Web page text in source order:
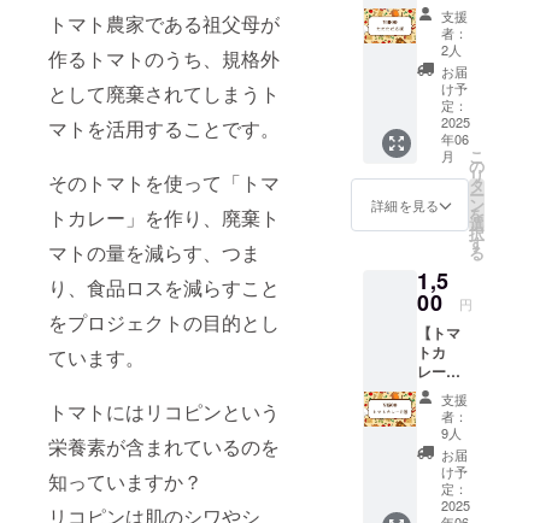
トマト農家である祖父母が
作るトマトのうち、規格外
として廃棄されてしまうト
マトを活用することです。
そのトマトを使って「トマ
トカレー」を作り、廃棄ト
マトの量を減らす、つま
り、食品ロスを減らすこと
をプロジェクトの目的とし
ています。
トマトにはリコピンという
栄養素が含まれているのを
知っていますか？
リコピンは肌のシワやシ
品はい
らな
い！た
だ応援
したい
という
方へ。
プロ
ジェク
ト終了
後に
キャン
上の
メッ
セージ
機能か
ら お礼
のメッ
セージ
をお送
りしま
す。
支援
者：
2人
お届
け予
定：
2025
年06
月
詳細を見る
こ
の
リ
タ
ー
ン
を
選
択
す
る
1,5
00 円
【トマ
トカ
レー（2
個入
り）】
プロ
ジェク
ト終了
後にト
マトカ
支援
者：
9人
お届
け予
定：
2025